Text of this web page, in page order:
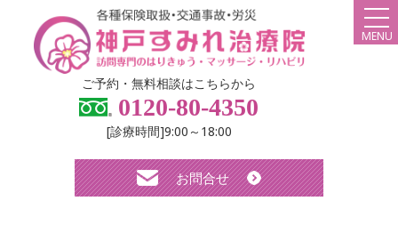
ご予約・無料相談はこちらから
0120-80-4350
[診療時間]9:00～18:00
お問合せ
MENU
弊社について
スタッフ紹介
診療メニュー・料金